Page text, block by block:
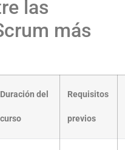
las
más
Duración del
curso
Requisitos
previos